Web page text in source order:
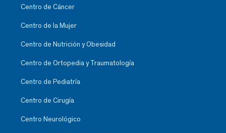
Centro de Cáncer
Centro de la Mujer
Centro de Nutrición y Obesidad
Centro de Ortopedia y Traumatología
Centro de Pediatría
Centro de Cirugía
Centro Neurológico